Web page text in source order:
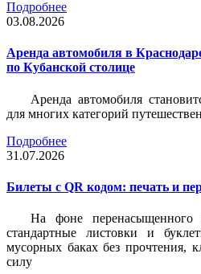
Подробнее
03.08.2026
Аренда автомобиля в
по Кубанской столице
Аренда автомобиля
для многих категорий
Подробнее
31.07.2026
Билеты c QR кодом: печать и
На фоне
стандартные листовки и
мусорных баках без прочтения,
силу